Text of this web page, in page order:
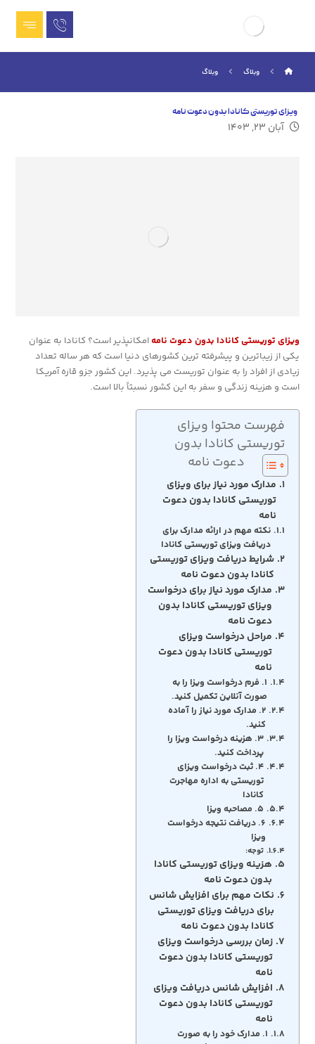
وبلاگ وبلاگ
ویزای توریستی کانادا بدون دعوت نامه
آبان ۲۳, ۱۴۰۳
ویزای توریستی کانادا بدون دعوت نامه امکانپذیر است؟ کانادا به عنوان
یکی از زیباترین و پیشرفته ترین کشورهای دنیا است که هر ساله تعداد
زیادی از افراد را به عنوان توریست می پذیرد. این کشور جزو قاره آمریکا
است و هزینه زندگی و سفر به این کشور نسبتاً بالا است.
فهرست محتوا ویزای
توریستی کانادا بدون
دعوت نامه
مدارک مورد نیاز برای ویزای
توریستی کانادا بدون دعوت
نامه
نکته مهم در ارائه مدارک برای
دریافت ویزای توریستی کانادا
شرایط دریافت ویزای توریستی
کانادا بدون دعوت نامه
مدارک مورد نیاز برای درخواست
ویزای توریستی کانادا بدون
دعوت نامه
مراحل درخواست ویزای
توریستی کانادا بدون دعوت
نامه
۱. فرم درخواست ویزا را به
صورت آنلاین تکمیل کنید.
۲. مدارک مورد نیاز را آماده
کنید.
۳. هزینه درخواست ویزا را
پرداخت کنید.
۴. ثبت درخواست ویزای
توریستی به اداره مهاجرت
کانادا
۵. مصاحبه ویزا
۶. دریافت نتیجه درخواست
ویزا
توجه:
هزینه ویزای توریستی کانادا
بدون دعوت نامه
نکات مهم برای افزایش شانس
برای دریافت ویزای توریستی
کانادا بدون دعوت نامه
زمان بررسی درخواست ویزای
توریستی کانادا بدون دعوت
نامه
افزایش شانس دریافت ویزای
توریستی کانادا بدون دعوت
نامه
۱. مدارک خود را به صورت